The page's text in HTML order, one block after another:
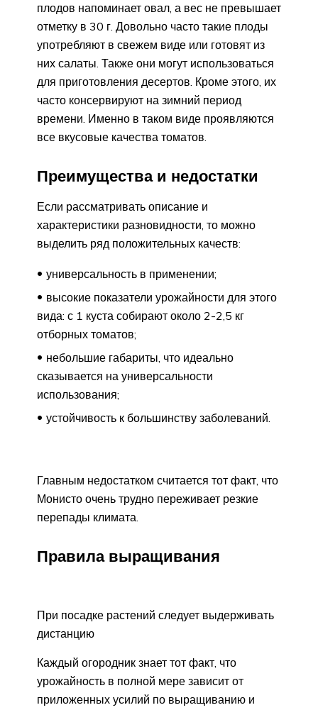
плодов напоминает овал, а вес не превышает
отметку в 30 г. Довольно часто такие плоды
употребляют в свежем виде или готовят из
них салаты. Также они могут использоваться
для приготовления десертов. Кроме этого, их
часто консервируют на зимний период
времени. Именно в таком виде проявляются
все вкусовые качества томатов.
Преимущества и недостатки
Если рассматривать описание и
характеристики разновидности, то можно
выделить ряд положительных качеств:
универсальность в применении;
высокие показатели урожайности для этого
вида: с 1 куста собирают около 2-2,5 кг
отборных томатов;
небольшие габариты, что идеально
сказывается на универсальности
использования;
устойчивость к большинству заболеваний.
Главным недостатком считается тот факт, что
Монисто очень трудно переживает резкие
перепады климата.
Правила выращивания
При посадке растений следует выдерживать
дистанцию
Каждый огородник знает тот факт, что
урожайность в полной мере зависит от
приложенных усилий по выращиванию и